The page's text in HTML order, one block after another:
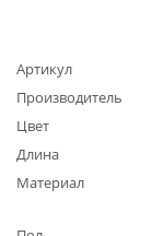
Артикул
Производитель
Цвет
Длина
Материал